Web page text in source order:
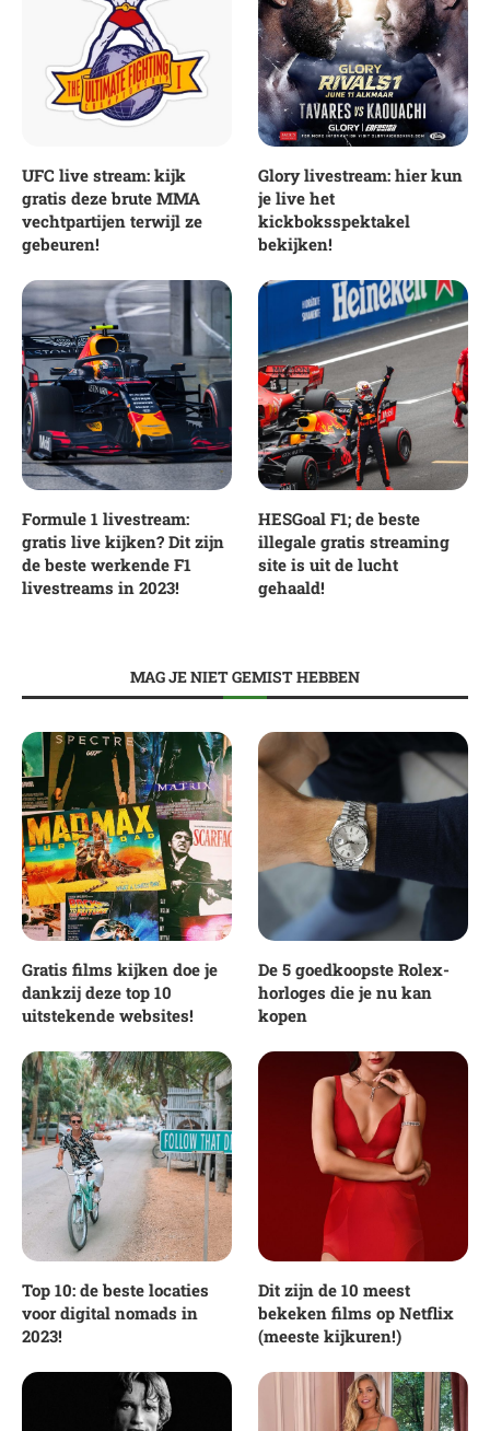
UFC live stream: kijk
gratis deze brute MMA
vechtpartijen terwijl ze
gebeuren!
Glory livestream: hier kun
je live het
kickboksspektakel
bekijken!
Formule 1 livestream:
gratis live kijken? Dit zijn
de beste werkende F1
livestreams in 2023!
HESGoal F1; de beste
illegale gratis streaming
site is uit de lucht
gehaald!
MAG JE NIET GEMIST HEBBEN
Gratis films kijken doe je
dankzij deze top 10
uitstekende websites!
De 5 goedkoopste Rolex-
horloges die je nu kan
kopen
Top 10: de beste locaties
voor digital nomads in
2023!
Dit zijn de 10 meest
bekeken films op Netflix
(meeste kijkuren!)